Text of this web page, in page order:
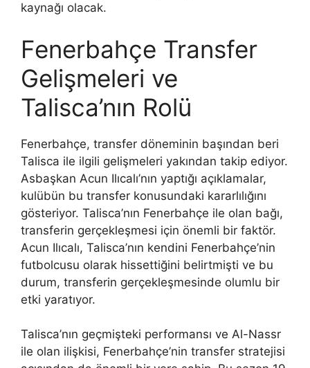
kaynağı olacak.
Fenerbahçe Transfer
Gelişmeleri ve
Talisca’nın Rolü
Fenerbahçe, transfer döneminin başından beri
Talisca ile ilgili gelişmeleri yakından takip ediyor.
Asbaşkan Acun Ilıcalı’nın yaptığı açıklamalar,
kulübün bu transfer konusundaki kararlılığını
gösteriyor. Talisca’nın Fenerbahçe ile olan bağı,
transferin gerçekleşmesi için önemli bir faktör.
Acun Ilıcalı, Talisca’nın kendini Fenerbahçe’nin
futbolcusu olarak hissettiğini belirtmişti ve bu
durum, transferin gerçekleşmesinde olumlu bir
etki yaratıyor.
Talisca’nın geçmişteki performansı ve Al-Nassr
ile olan ilişkisi, Fenerbahçe’nin transfer stratejisi